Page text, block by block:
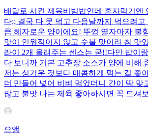
배달로 시킨 제육비빔밥인데 혼자먹기엔
다;; 결국 다 못 먹고 다음날까지 먹으려
큼 혜자로운 양이에요! 뚜껑 열자마자 불
맛이 인위적이지 않고 숯불 맛이라 참 맛
라이 2개 올려주는 센스는 굳!! ​다만 밥이
다 보니까 기본 고추장 소스가 양에 비해
저는 싱거운 것보다 매콤하게 먹는 걸 좋
더 만들어 넣어 비벼 먹었더니 간이 딱 맞
많고 불맛 나는 제육 좋아하시면 꼭 드셔
으앵